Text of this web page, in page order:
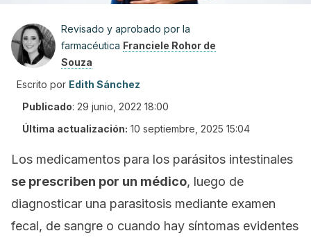
Revisado y aprobado por la
farmacéutica Franciele Rohor de
Souza
Escrito por Edith Sánchez
Publicado: 29 junio, 2022 18:00
Última actualización: 10 septiembre, 2025 15:04
Los medicamentos para los parásitos intestinales
se prescriben por un médico, luego de
diagnosticar una parasitosis mediante examen
fecal, de sangre o cuando hay síntomas evidentes